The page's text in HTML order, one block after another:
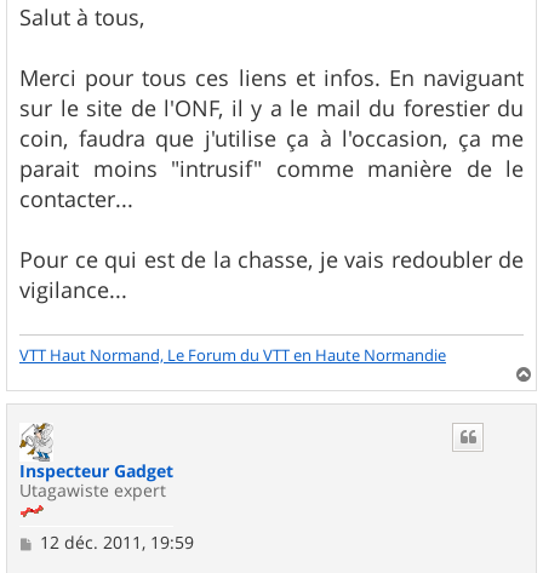
s
s
g
e
Salut à tous,
Merci pour tous ces liens et infos. En naviguant
sur le site de l'ONF, il y a le mail du forestier du
coin, faudra que j'utilise ça à l'occasion, ça me
parait moins "intrusif" comme manière de le
contacter...
Pour ce qui est de la chasse, je vais redoubler de
vigilance...
VTT Haut Normand, Le Forum du VTT en Haute Normandie
a
Inspecteur Gadget
Utagawiste expert
M12 déc. 2011, 19:59